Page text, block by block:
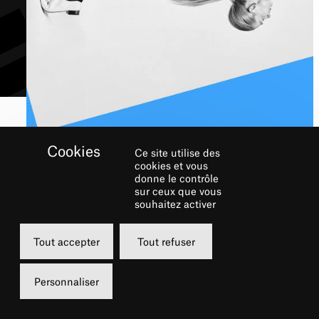
RECRUTEMENT
REJOIGNEZ L'ÉQUIPE DU CHÂTELET !
Ce site utilise des
cookies et vous
donne le contrôle
sur ceux que vous
souhaitez activer
Tout accepter Tout refuser
Personnaliser